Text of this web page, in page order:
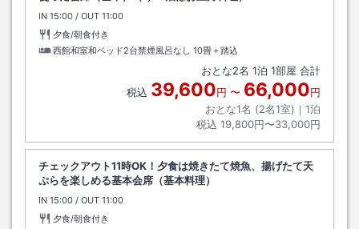
IN チェックイン
15:00 / OUT チェックアウト
11:00
夕食/朝食付き
西館和室和ベッド2台禁煙風呂なし 10畳＋踏込
おとな2名 1泊 1部屋 合計
税込 39,600円 〜 66,000円
おとな1名 (2名1室)｜ 1泊
税込 19,800円〜33,000円
チェックアウト11時OK！夕食は焼きたて焼魚、揚げたて天
ぷらを楽しめる基本会席（基本料理）
IN チェックイン
15:00 / OUT チェックアウト
11:00
夕食/朝食付き